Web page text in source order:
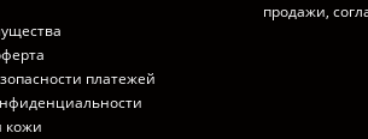
платежей
кожи
продажи,